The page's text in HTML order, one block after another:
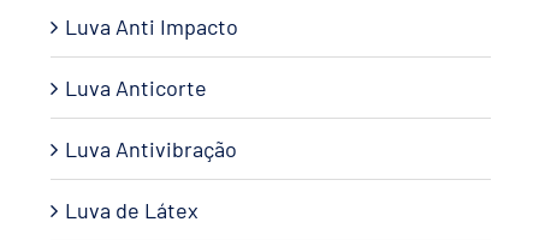
Luva Anti Impacto
Luva Anticorte
Luva Antivibração
Luva de Látex